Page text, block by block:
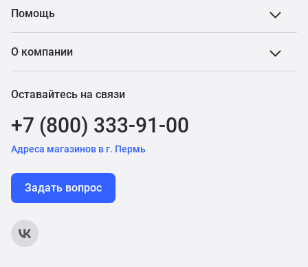
Помощь
О компании
Оставайтесь на связи
+7 (800) 333-91-00
Адреса магазинов в г. Пермь
Задать вопрос